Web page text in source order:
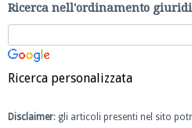
Ricerca nell'ordinamento
Ricerca personalizzata
Disclaimer: gli articoli presenti nel sito